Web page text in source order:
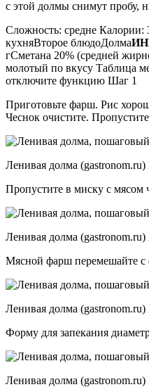
с этой долмы снимут пробу,
Сложность: средне Калории:
кухняВторое блюдоДолма
гСметана 20% (средней
молотый по вкусу Таблица
отключите функцию Шаг 1
Приготовьте фарш. Рис
Чеснок очистите.
Ленивая долма
Пропустите в миску с мясом
Ленивая долма
Мясной фарш перемешайте с
Ленивая долма
Форму для запекания
Ленивая долма